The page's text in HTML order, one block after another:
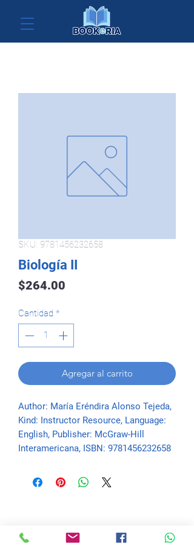
SKU: 9781456232658
Biología II
$264.00
Cantidad *
Agregar al carrito
Author: María Eréndira Alonso Tejeda,
Kind: Instructor Resource, Language:
English, Publisher: McGraw-Hill
Interamericana, ISBN: 9781456232658